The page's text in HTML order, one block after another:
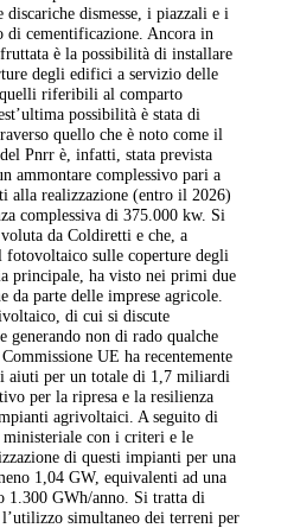
discariche dismesse, i piazzali e i
di cementificazione. Ancora in
è la possibilità di installare
degli edifici a servizio delle
riferibili al comparto
possibilità è stata di
quello che è noto come il
Pnrr è, infatti, stata prevista
ammontare complessivo pari a
alla realizzazione (entro il 2026)
complessiva di 375.000 kw. Si
da Coldiretti e che, a
fotovoltaico sulle coperture degli
principale, ha visto nei primi due
da parte delle imprese agricole.
di cui si discute
generando non di rado qualche
UE ha recentemente
aiuti per un totale di 1,7 miliardi
per la ripresa e la resilienza
agrivoltaici. A seguito di
con i criteri e le
di questi impianti per una
1,04 GW, equivalenti ad una
1.300 GWh/anno. Si tratta di
simultaneo dei terreni per